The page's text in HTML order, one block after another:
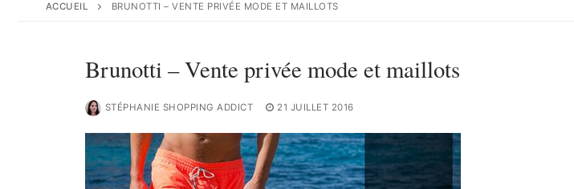
ACCUEIL BRUNOTTI – VENTE PRIVÉE MODE ET MAILLOTS
Brunotti – Vente privée mode et maillots
STÉPHANIE SHOPPING ADDICT 21 JUILLET 2016